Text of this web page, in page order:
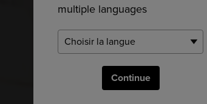
multiple languages
Continue